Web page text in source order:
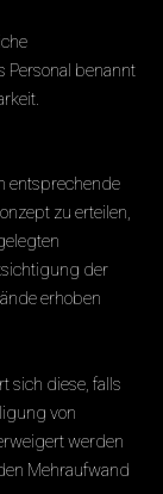
benannt
entsprechende
zu erteilen,
der
erhoben
sich diese, falls
von
werden
Mehraufwand